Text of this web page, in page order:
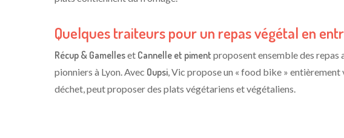
Quelques traiteurs pour un repas végétal en
Récup & Gamelleset Cannelle et piment proposent ensemble des repas
pionniers à Lyon. Avec Oupsi, Vic propose un « food bike » entièrement
déchet, peut proposer des plats végétariens et végétaliens.